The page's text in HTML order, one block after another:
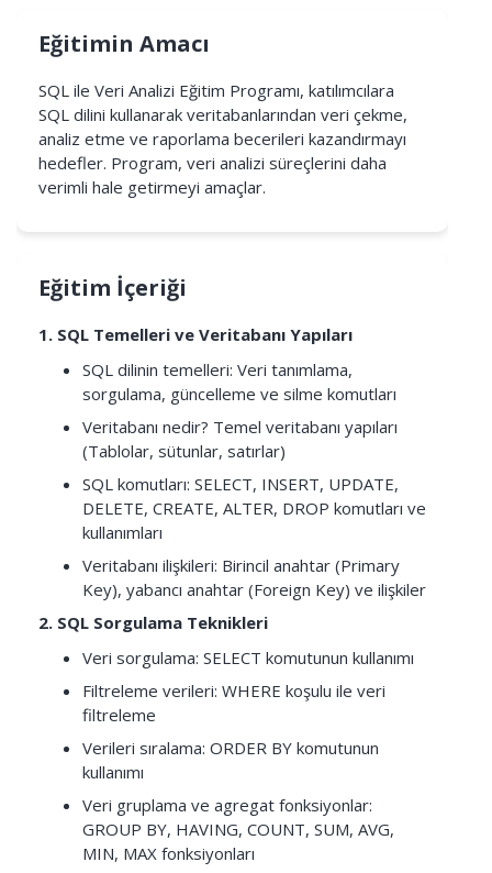
Eğitimin Amacı
SQL ile Veri Analizi Eğitim Programı, katılımcılara
SQL dilini kullanarak veritabanlarından veri çekme,
analiz etme ve raporlama becerileri kazandırmayı
hedefler. Program, veri analizi süreçlerini daha
verimli hale getirmeyi amaçlar.
Eğitim İçeriği
1. SQL Temelleri ve Veritabanı Yapıları
SQL dilinin temelleri: Veri tanımlama,
sorgulama, güncelleme ve silme komutları
Veritabanı nedir? Temel veritabanı yapıları
(Tablolar, sütunlar, satırlar)
SQL komutları: SELECT, INSERT, UPDATE,
DELETE, CREATE, ALTER, DROP komutları ve
kullanımları
Veritabanı ilişkileri: Birincil anahtar (Primary
Key), yabancı anahtar (Foreign Key) ve ilişkiler
2. SQL Sorgulama Teknikleri
Veri sorgulama: SELECT komutunun kullanımı
Filtreleme verileri: WHERE koşulu ile veri
filtreleme
Verileri sıralama: ORDER BY komutunun
kullanımı
Veri gruplama ve agregat fonksiyonlar:
GROUP BY, HAVING, COUNT, SUM, AVG,
MIN, MAX fonksiyonları